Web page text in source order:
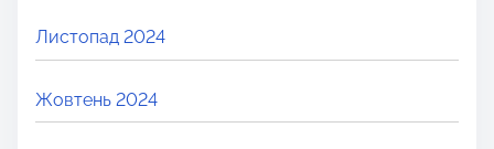
Листопад 2024
Жовтень 2024